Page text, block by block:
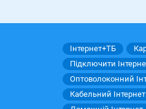
Інтернет+ТБ
Підключити
Оптоволоконний
Кабельний Інтернет